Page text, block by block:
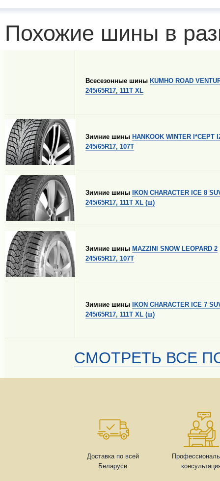
Похожие шины в
Всесезонные шины KUMHO ROAD
245/65R17, 111T XL
Зимние шины HANKOOK WINTER I*CEPT
245/65R17, 107T
Зимние шины
IKON CHARACTER ICE 8
245/65R17, 111T XL (ш)
Зимние шины MAZZINI SNOW LEOPARD 2
245/65R17, 107T
Зимние шины
IKON CHARACTER ICE 7
245/65R17, 111T XL (ш)
СМОТРЕТЬ ВСЕ
Доставка по всей
Беларуси